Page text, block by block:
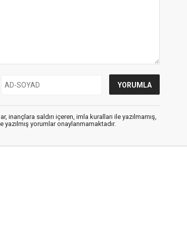
saldırı içeren, imla kuralları ile yazılmamış,
yorumlar onaylanmamaktadır.